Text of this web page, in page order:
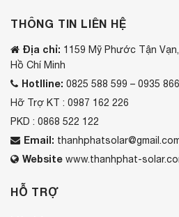
THÔNG TIN LIÊN HỆ
Địa chỉ: 1159 Mỹ Phước Tận
Hồ Chí Minh
Hotlline: 0825 588 599 – 0935
Hỡ Trợ KT : 0987 162 226
PKD : 0868 522 122
Email:
Website www.thanhphat-
HỖ TRỢ